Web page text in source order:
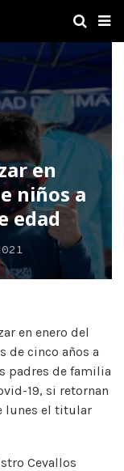
en
niños a
edad
en enero del
de cinco años a
padres de familia
19, si retornan
lunes el titular
Cevallos